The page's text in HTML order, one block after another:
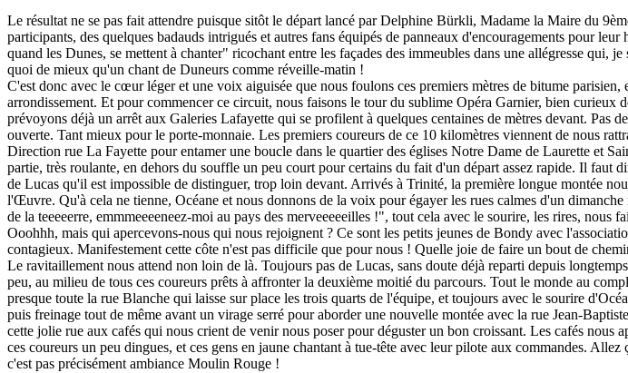
Le résultat ne se pas fait attendre puisque sitôt le départ lancé par Delphine Bürkli, Madame la Maire du
participants, des quelques badauds intrigués et autres fans équipés de panneaux d'encouragements pour
quand les Dunes, se mettent à chanter" ricochant entre les façades des immeubles dans une allégresse
quoi de mieux qu'un chant de Duneurs comme réveille-matin !
C'est donc avec le cœur léger et une voix aiguisée que nous foulons ces premiers mètres de bitume
arrondissement. Et pour commencer ce circuit, nous faisons le tour du sublime Opéra Garnier, bien
prévoyons déjà un arrêt aux Galeries Lafayette qui se profilent à quelques centaines de mètres devant. Pas
ouverte. Tant mieux pour le porte-monnaie. Les premiers coureurs de ce 10 kilomètres viennent de nous
Direction rue La Fayette pour entamer une boucle dans le quartier des églises Notre Dame de Laurette et
partie, très roulante, en dehors du souffle un peu court pour certains du fait d'un départ assez rapide. Il faut
de Lucas qu'il est impossible de distinguer, trop loin devant. Arrivés à Trinité, la première longue montée
l'Œuvre. Qu'à cela ne tienne, Océane et nous donnons de la voix pour égayer les rues calmes d'un
de la teeeeerre, emmmeeeeneez-moi au pays des merveeeeeilles !", tout cela avec le sourire, les rires, nous
Ooohhh, mais qui apercevons-nous qui nous rejoignent ? Ce sont les petits jeunes de Bondy avec
contagieux. Manifestement cette côte n'est pas difficile que pour nous ! Quelle joie de faire un bout de
Le ravitaillement nous attend non loin de là. Toujours pas de Lucas, sans doute déjà reparti depuis
peu, au milieu de tous ces coureurs prêts à affronter la deuxième moitié du parcours. Tout le monde au
presque toute la rue Blanche qui laisse sur place les trois quarts de l'équipe, et toujours avec le sourire
puis freinage tout de même avant un virage serré pour aborder une nouvelle montée avec la rue Jean-
cette jolie rue aux cafés qui nous crient de venir nous poser pour déguster un bon croissant. Les cafés
ces coureurs un peu dingues, et ces gens en jaune chantant à tue-tête avec leur pilote aux commandes.
c'est pas précisément ambiance Moulin Rouge !